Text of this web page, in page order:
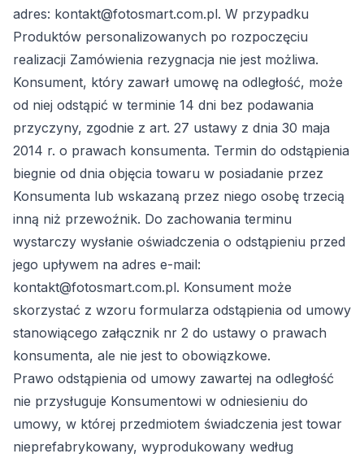
adres: kontakt@fotosmart.com.pl. W przypadku
Produktów personalizowanych po rozpoczęciu
realizacji Zamówienia rezygnacja nie jest możliwa.
Konsument, który zawarł umowę na odległość, może
od niej odstąpić w terminie 14 dni bez podawania
przyczyny, zgodnie z art. 27 ustawy z dnia 30 maja
2014 r. o prawach konsumenta. Termin do odstąpienia
biegnie od dnia objęcia towaru w posiadanie przez
Konsumenta lub wskazaną przez niego osobę trzecią
inną niż przewoźnik. Do zachowania terminu
wystarczy wysłanie oświadczenia o odstąpieniu przed
jego upływem na adres e-mail:
kontakt@fotosmart.com.pl. Konsument może
skorzystać z wzoru formularza odstąpienia od umowy
stanowiącego załącznik nr 2 do ustawy o prawach
konsumenta, ale nie jest to obowiązkowe.
Prawo odstąpienia od umowy zawartej na odległość
nie przysługuje Konsumentowi w odniesieniu do
umowy, w której przedmiotem świadczenia jest towar
nieprefabrykowany, wyprodukowany według